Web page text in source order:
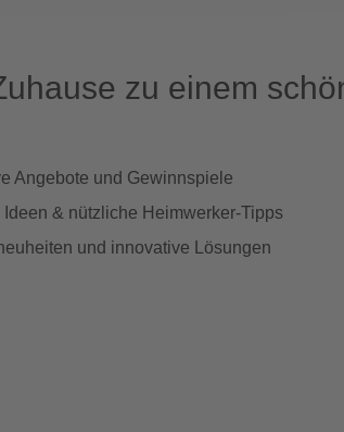
zu einem
Angebote und Gewinnspiele
Ideen & nützliche Heimwerker-Tipps
und innovative Lösungen